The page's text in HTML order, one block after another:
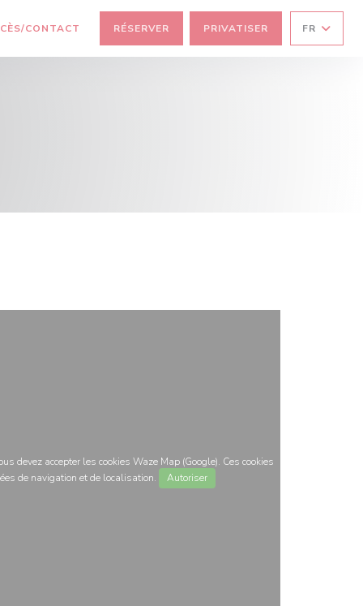
UNE NOUVELLE FENÊTRE))
CONTACT RÉSERVER PRIVATISER FR
devez accepter les cookies Waze Map (Google). Ces cookies
de navigation et de localisation.
Autoriser